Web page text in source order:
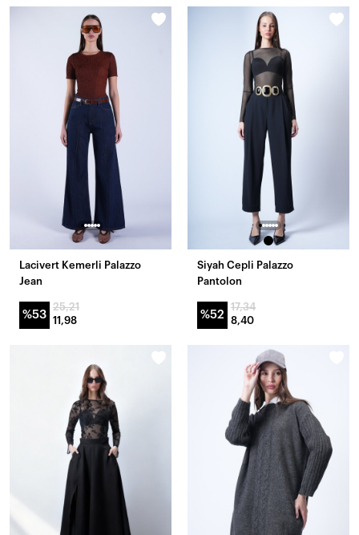
Lacivert Kemerli Palazzo
Jean
%53
25,21
11,98
Siyah Cepli Palazzo
Pantolon
%52
17,34
8,40